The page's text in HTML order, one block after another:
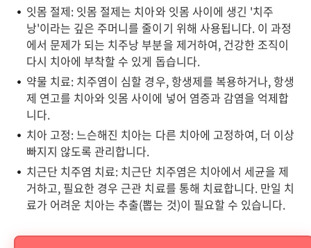
잇몸 절제: 잇몸 절제는 치아와 잇몸 사이에 생긴 '치주
낭'이라는 깊은 주머니를 줄이기 위해 사용됩니다. 이 과정
에서 문제가 되는 치주낭 부분을 제거하여, 건강한 조직이
다시 치아에 부착할 수 있게 돕습니다.
약물 치료: 치주염이 심할 경우, 항생제를 복용하거나, 항생
제 연고를 치아와 잇몸 사이에 넣어 염증과 감염을 억제합
니다.
치아 고정: 느슨해진 치아는 다른 치아에 고정하여, 더 이상
빠지지 않도록 관리합니다.
치근단 치주염 치료: 치근단 치주염은 치아에서 세균을 제
거하고, 필요한 경우 근관 치료를 통해 치료합니다. 만일 치
료가 어려운 치아는 추출(뽑는 것)이 필요할 수 있습니다.